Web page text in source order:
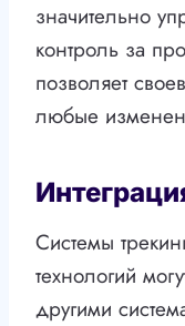
значительно
контроль за
позволяет
любые
Системы
технологий
другими